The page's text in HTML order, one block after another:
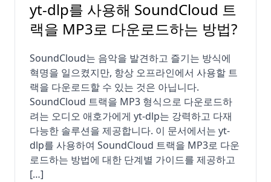
yt-dlp를 사용해 SoundCloud 트
랙을 MP3로 다운로드하는 방법?
SoundCloud는 음악을 발견하고 즐기는 방식에
혁명을 일으켰지만, 항상 오프라인에서 사용할 트
랙을 다운로드할 수 있는 것은 아닙니다.
SoundCloud 트랙을 MP3 형식으로 다운로드하
려는 오디오 애호가에게 yt-dlp는 강력하고 다재
다능한 솔루션을 제공합니다. 이 문서에서는 yt-
dlp를 사용하여 SoundCloud 트랙을 MP3로 다운
로드하는 방법에 대한 단계별 가이드를 제공하고
[…]